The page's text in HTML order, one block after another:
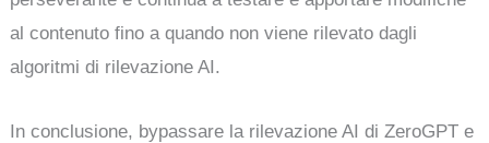
al contenuto fino a quando non viene rilevato dagli
algoritmi di rilevazione AI.
In conclusione, bypassare la rilevazione AI di ZeroGPT e